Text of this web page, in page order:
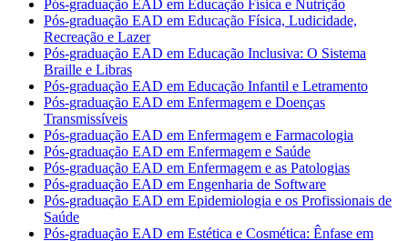
Pós-graduação EAD em Educação Física e Nutrição
Pós-graduação EAD em Educação Física, Ludicidade,
Recreação e Lazer
Pós-graduação EAD em Educação Inclusiva: O Sistema
Braille e Libras
Pós-graduação EAD em Educação Infantil e Letramento
Pós-graduação EAD em Enfermagem e Doenças
Transmissíveis
Pós-graduação EAD em Enfermagem e Farmacologia
Pós-graduação EAD em Enfermagem e Saúde
Pós-graduação EAD em Enfermagem e as Patologias
Pós-graduação EAD em Engenharia de Software
Pós-graduação EAD em Epidemiologia e os Profissionais de
Saúde
Pós-graduação EAD em Estética e Cosmética: Ênfase em